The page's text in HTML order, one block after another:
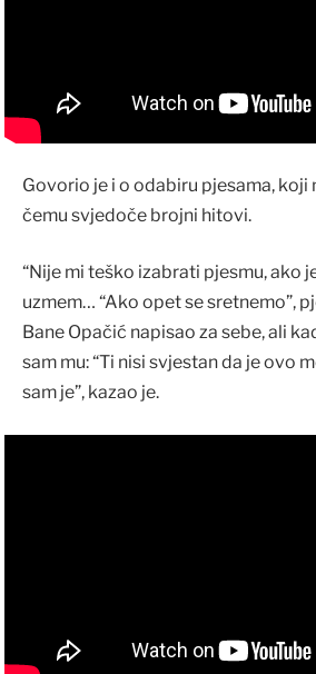
Govorio je i o odabiru pjesama, koji
čemu svjedoče brojni hitovi.
“Nije mi teško izabrati pjesmu, ako
uzmem… “Ako opet se sretnemo”,
Bane Opačić napisao za sebe, ali
sam mu: “Ti nisi svjestan da je ovo
sam je”, kazao je.